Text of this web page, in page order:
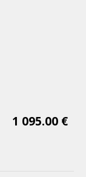
1 095.00 €